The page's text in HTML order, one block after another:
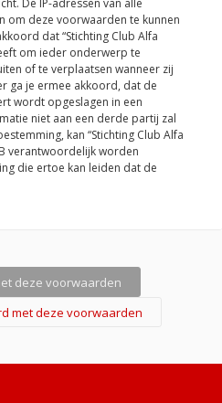
De IP-adressen van alle
om deze voorwaarden te kunnen
dat “Stichting Club Alfa
om ieder onderwerp te
of te verplaatsen wanneer zij
ga je ermee akkoord, dat de
wordt opgeslagen in een
niet aan een derde partij zal
kan “Stichting Club Alfa
verantwoordelijk worden
die ertoe kan leiden dat de